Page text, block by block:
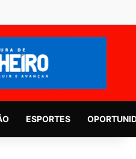
ESPORTES